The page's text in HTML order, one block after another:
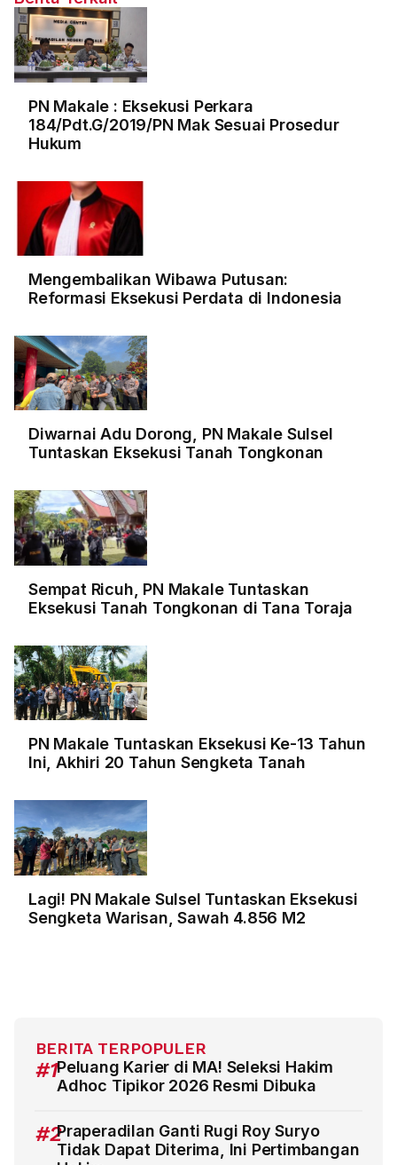
PN Makale : Eksekusi Perkara
184/Pdt.G/2019/PN Mak Sesuai Prosedur
Hukum
Mengembalikan Wibawa Putusan:
Reformasi Eksekusi Perdata di Indonesia
Diwarnai Adu Dorong, PN Makale Sulsel
Tuntaskan Eksekusi Tanah Tongkonan
Sempat Ricuh, PN Makale Tuntaskan
Eksekusi Tanah Tongkonan di Tana Toraja
PN Makale Tuntaskan Eksekusi Ke-13 Tahun
Ini, Akhiri 20 Tahun Sengketa Tanah
Lagi! PN Makale Sulsel Tuntaskan Eksekusi
Sengketa Warisan, Sawah 4.856 M2
BERITA TERPOPULER
#1Peluang Karier di MA! Seleksi Hakim
Adhoc Tipikor 2026 Resmi Dibuka
#2Praperadilan Ganti Rugi Roy Suryo
Tidak Dapat Diterima, Ini Pertimbangan